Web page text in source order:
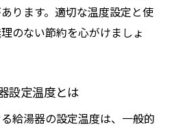
ります。適切な温度設定と使
のない節約を心がけましょ
設定温度とは
給湯器の設定温度は、一般的